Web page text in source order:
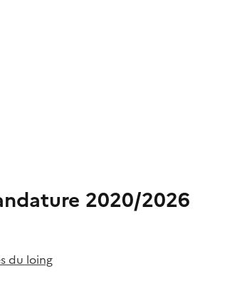
2020/2026
du loing